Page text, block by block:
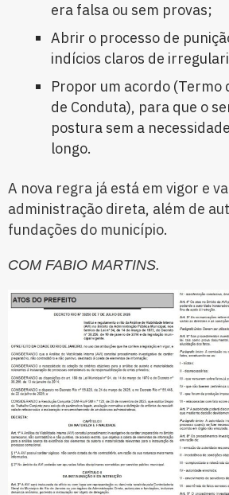
era falsa ou sem provas;
Abrir o processo de
indícios claros de
Propor um acordo (Termo
de Conduta), para que o
postura sem a
longo.
A nova regra já está em vigor e
administração direta, além de
fundações do município.
COM FABIO MARTINS.